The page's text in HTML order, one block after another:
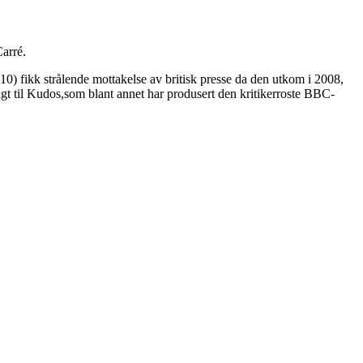
fikk strålende mottakelse av britisk presse da den utkom i 2008,
til Kudos,som blant annet har produsert den kritikerroste BBC-